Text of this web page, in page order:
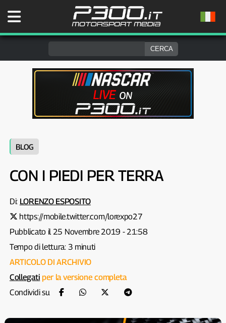
BLOG
CON I PIEDI PER TERRA
Di: LORENZO ESPOSITO
https://mobile.twitter.com/lorexpo27
Pubblicato il 25 Novembre 2019 - 21:58
Tempo di lettura: 3 minuti
ARTICOLO DI ARCHIVIO
Collegati per la versione completa
Condividi su